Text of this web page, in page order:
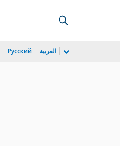
Русский العربية